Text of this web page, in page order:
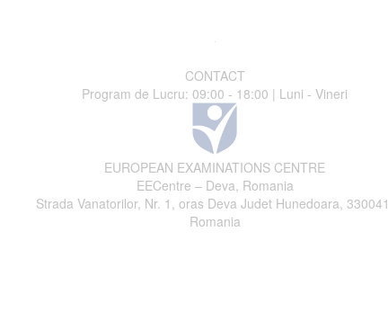
CONTACT
Program de Lucru: 09:00 - 18:00 | Luni - Vineri
EUROPEAN EXAMINATIONS CENTRE
EECentre – Deva, Romania
Strada Vanatorilor, Nr. 1, oras Deva Judet Hunedoara, 330041,
Romania